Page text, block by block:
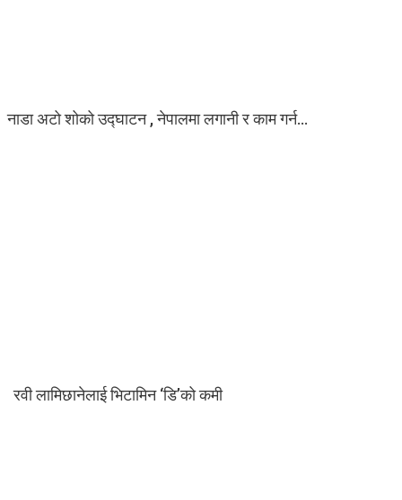
नाडा अटो शोको उद्घाटन , नेपालमा लगानी र काम गर्न…
रवी लामिछानेलाई भिटामिन ‘डि’को कमी